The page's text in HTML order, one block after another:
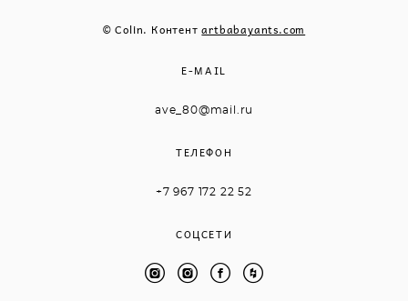
© Colin. Контентartbabayants.com
E-MAIL
ave_80@mail.ru
ТЕЛЕФОН
+7 967 172 22 52
СОЦСЕТИ